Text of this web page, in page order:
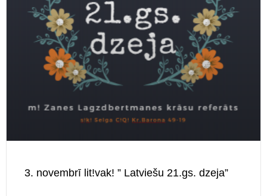
3. novembrī lit!vak! ” Latviešu 21.gs. dzeja”